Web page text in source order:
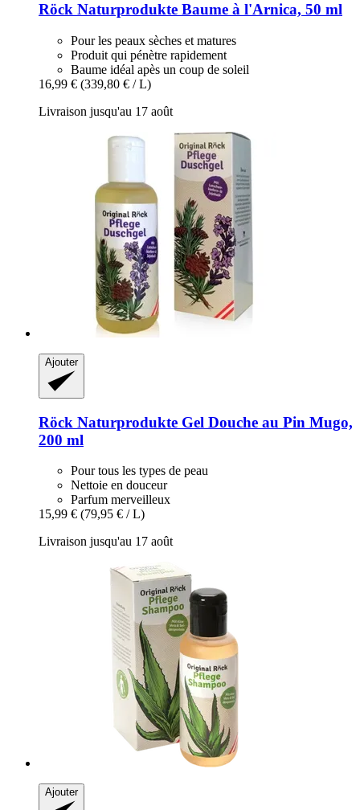
Röck Naturprodukte Baume à l'Arnica, 50 ml
Pour les peaux sèches et matures
Produit qui pénètre rapidement
Baume idéal apès un coup de soleil
16,99 € (339,80 € / L)
Livraison jusqu'au 17 août
Ajouter
Röck Naturprodukte Gel Douche au Pin Mugo,
200 ml
Pour tous les types de peau
Nettoie en douceur
Parfum merveilleux
15,99 € (79,95 € / L)
Livraison jusqu'au 17 août
Ajouter